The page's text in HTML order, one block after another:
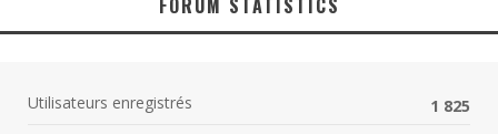
FORUM STATISTICS
Utilisateurs enregistrés
1 825